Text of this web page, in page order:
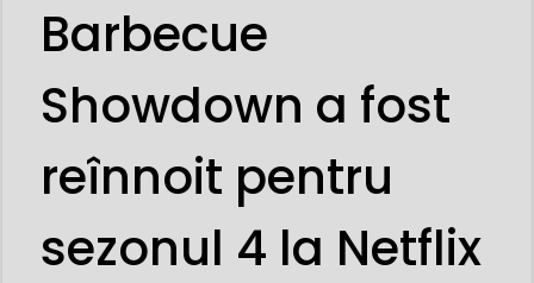
Barbecue
Showdown a fost
reînnoit pentru
sezonul 4 la Netflix